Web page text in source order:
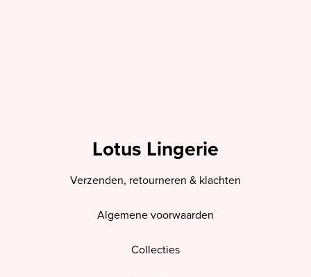
Lotus Lingerie
Verzenden, retourneren & klachten
Algemene voorwaarden
Collecties